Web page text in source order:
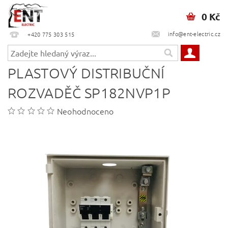
+420 775 303 515 info@ent-electric.cz
0 Kč
PLASTOVÝ DISTRIBUČNÍ
ROZVADĚČ SP182NVP1P
Neohodnoceno